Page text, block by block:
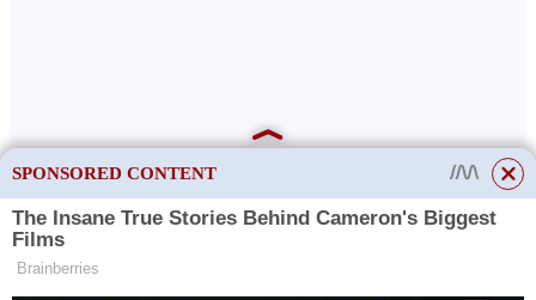
aspekty tohoto problému jsou diskutovány níže.
Pros
This site uses cookies to store data. By continuing to use the site, you consent
SPONSORED CONTENT